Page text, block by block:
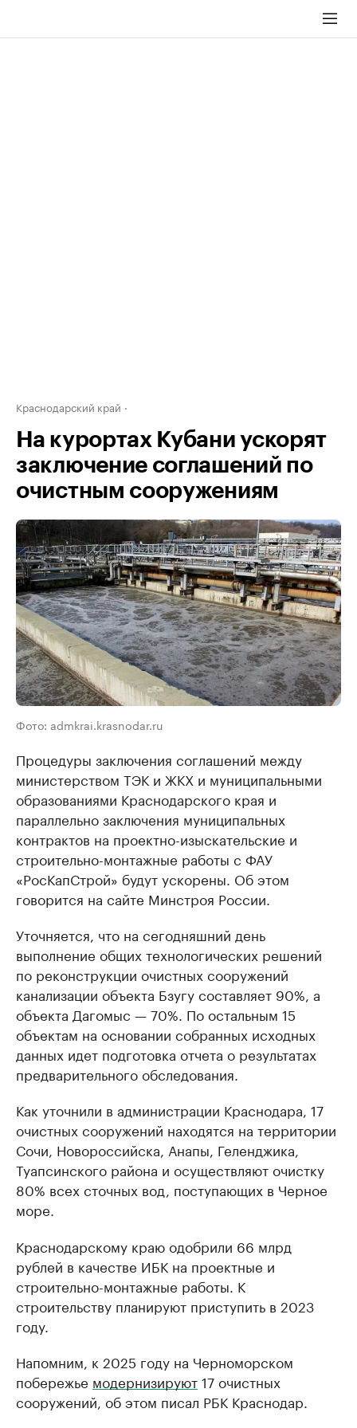
Краснодарский край
На курортах Кубани ускорят
заключение соглашений по
очистным сооружениям
Фото: admkrai.krasnodar.ru
Процедуры заключения соглашений между
министерством ТЭК и ЖКХ и муниципальными
образованиями Краснодарского края и
параллельно заключения муниципальных
контрактов на проектно-изыскательские и
строительно-монтажные работы с ФАУ
«РосКапСтрой» будут ускорены. Об этом
говорится на сайте Минстроя России.
Уточняется, что на сегодняшний день
выполнение общих технологических решений
по реконструкции очистных сооружений
канализации объекта Бзугу составляет 90%, а
объекта Дагомыс — 70%. По остальным 15
объектам на основании собранных исходных
данных идет подготовка отчета о результатах
предварительного обследования.
Как уточнили в администрации Краснодара, 17
очистных сооружений находятся на территории
Сочи, Новороссийска, Анапы, Геленджика,
Туапсинского района и осуществляют очистку
80% всех сточных вод, поступающих в Черное
море.
Краснодарскому краю одобрили 66 млрд
рублей в качестве ИБК на проектные и
строительно-монтажные работы. К
строительству планируют приступить в 2023
году.
Напомним, к 2025 году на Черноморском
побережье модернизируют17 очистных
сооружений, об этом писал РБК Краснодар.